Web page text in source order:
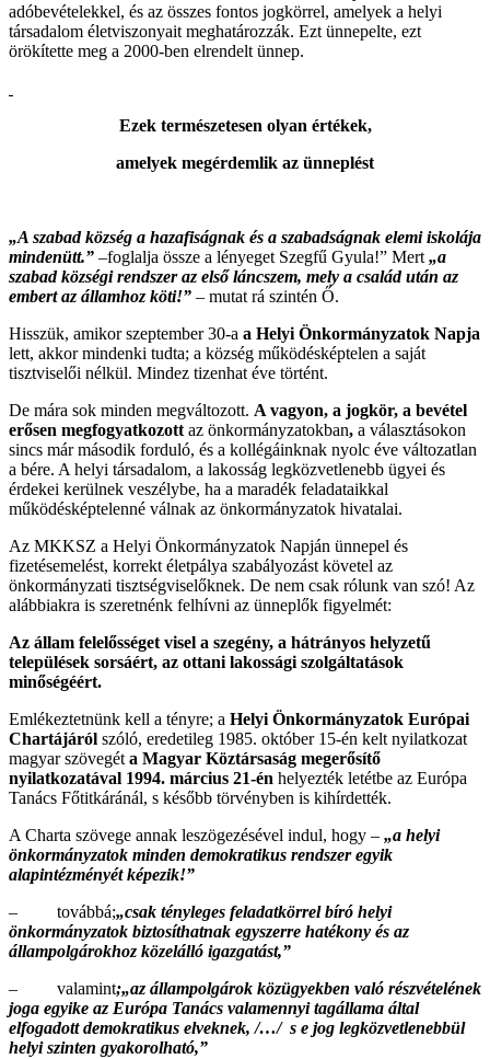
adóbevételekkel, és az összes fontos jogkörrel, amelyek a helyi
társadalom életviszonyait meghatározzák. Ezt ünnepelte, ezt
örökítette meg a 2000-ben elrendelt ünnep.
Ezek természetesen olyan értékek,
amelyek megérdemlik az ünneplést
„A szabad község a hazafiságnak és a szabadságnak elemi iskolája
mindenütt.” –foglalja össze a lényeget Szegfű Gyula!” Mert „a
szabad községi rendszer az első láncszem, mely a család után az
embert az államhoz köti!” – mutat rá szintén Ő.
Hisszük, amikor szeptember 30-a a Helyi Önkormányzatok Napja
lett, akkor mindenki tudta; a község működésképtelen a saját
tisztviselői nélkül. Mindez tizenhat éve történt.
De mára sok minden megváltozott. A vagyon, a jogkör, a bevétel
erősen megfogyatkozott az önkormányzatokban, a választásokon
sincs már második forduló, és a kollégáinknak nyolc éve változatlan
a bére. A helyi társadalom, a lakosság legközvetlenebb ügyei és
érdekei kerülnek veszélybe, ha a maradék feladataikkal
működésképtelenné válnak az önkormányzatok hivatalai.
Az MKKSZ a Helyi Önkormányzatok Napján ünnepel és
fizetésemelést, korrekt életpálya szabályozást követel az
önkormányzati tisztségviselőknek. De nem csak rólunk van szó! Az
alábbiakra is szeretnénk felhívni az ünneplők figyelmét:
Az állam felelősséget visel a szegény, a hátrányos helyzetű
települések sorsáért, az ottani lakossági szolgáltatások
minőségéért.
Emlékeztetnünk kell a tényre; a Helyi Önkormányzatok Európai
Chartájáról szóló, eredetileg 1985. október 15-én kelt nyilatkozat
magyar szövegét a Magyar Köztársaság megerősítő
nyilatkozatával 1994. március 21-én helyezték letétbe az Európa
Tanács Főtitkáránál, s később törvényben is kihírdették.
A Charta szövege annak leszögezésével indul, hogy – „a helyi
önkormányzatok minden demokratikus rendszer egyik
alapintézményét képezik!”
– továbbá;„csak tényleges feladatkörrel bíró helyi
önkormányzatok biztosíthatnak egyszerre hatékony és az
állampolgárokhoz közelálló igazgatást,”
– valamint;„az állampolgárok közügyekben való részvételének
joga egyike az Európa Tanács valamennyi tagállama által
elfogadott demokratikus elveknek, /…/ s e jog legközvetlenebbül
helyi szinten gyakorolható,”